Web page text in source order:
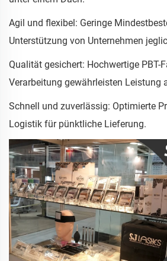
Agil und flexibel: Geringe
Unterstützung von Unternehmen
Qualität gesichert: Hochwertige PBT-
Verarbeitung gewährleisten Leistung
Schnell und zuverlässig: Optimierte
Logistik für pünktliche Lieferung.